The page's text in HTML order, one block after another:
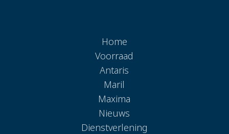
Home
Voorraad
Antaris
Maril
Maxima
Nieuws
Dienstverlening